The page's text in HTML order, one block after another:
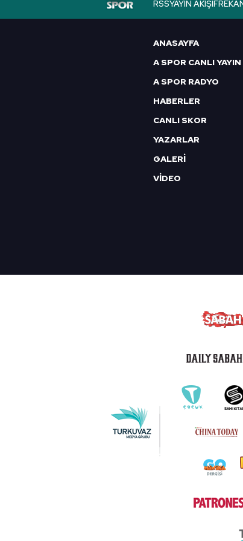
6698 sayılı Kişisel
RSSYAYIN AKIŞI
ANASAYFA
A SPOR CANLI YAYIN
A SPOR RADYO
HABERLER
CANLI SKOR
YAZARLAR
GALERİ
VİDEO